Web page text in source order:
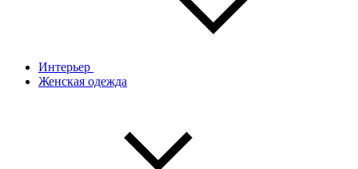
Интерьер
Женская одежда